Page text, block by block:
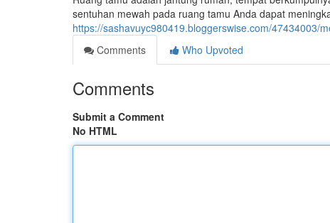
sentuhan mewah pada ruang tamu Anda dapat
https://sashavuyc980419.bloggerswise.com/47434003/
Comments
Who Upvoted
Comments
Submit a Comment
No HTML